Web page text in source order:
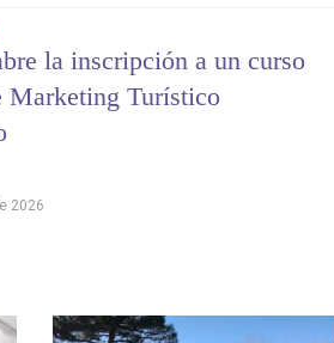
la inscripción a un curso
Marketing Turístico
2026